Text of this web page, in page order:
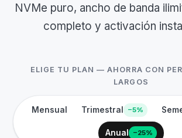
NVMe puro, ancho de banda
completo y activación
ELIGE TU PLAN — AHORRA CON
LARGOS
Mensual Trimestral −5%
Anual −25%